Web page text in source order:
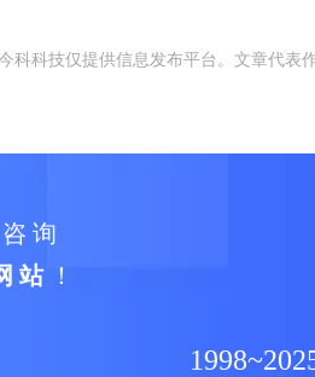
科科技仅提供信息发布平台。文章代
询
站！